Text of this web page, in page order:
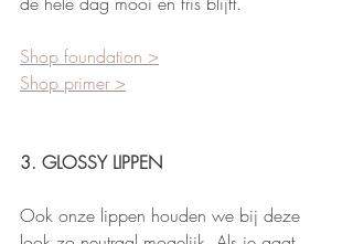
Shop foundation >
Shop primer >
3. GLOSSY LIPPEN
Ook onze lippen houden we bij deze